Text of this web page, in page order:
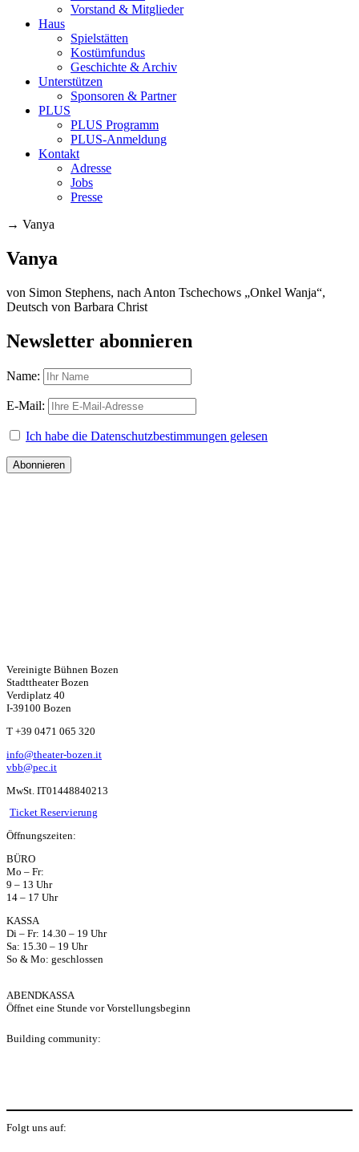
Vorstand & Mitglieder
Haus
Spielstätten
Kostümfundus
Geschichte & Archiv
Unterstützen
Sponsoren & Partner
PLUS
PLUS Programm
PLUS-Anmeldung
Kontakt
Adresse
Jobs
Presse
→ Vanya
Vanya
von Simon Stephens, nach Anton Tschechows „Onkel Wanja“,
Deutsch von Barbara Christ
Newsletter abonnieren
Name:
E-Mail:
Ich habe die Datenschutzbestimmungen gelesen
Vereinigte Bühnen Bozen
Stadttheater Bozen
Verdiplatz 40
I-39100 Bozen
T +39 0471 065 320
info@theater-bozen.it
vbb@pec.it
MwSt. IT01448840213
W
ha
ts
ap
p
Ticket Reservierung
Öffnungszeiten:
BÜRO
Mo – Fr:
9 – 13 Uhr
14 – 17 Uhr
KASSA
Di – Fr: 14.30 – 19 Uhr
Sa: 15.30 – 19 Uhr
So & Mo: geschlossen
ABENDKASSA
Öffnet eine Stunde vor Vorstellungsbeginn
Building community:
P
Folgt uns auf: